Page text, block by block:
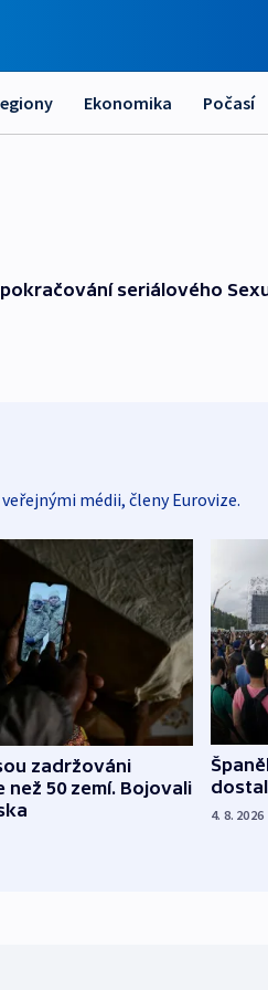
Ekonomika Počasí
seriálového
médii, členy Eurovize.
zadržováni
než 50 zemí. Bojovali
4. 8. 2026